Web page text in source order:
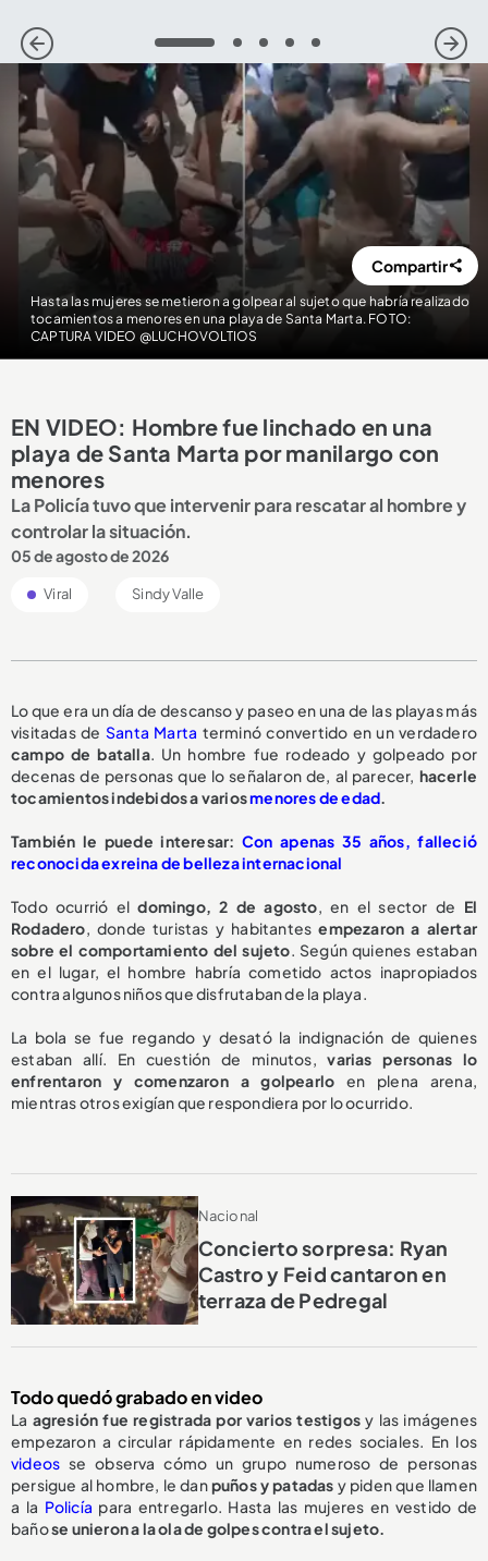
1 2 3 4 5
Hasta las mujeres se metieron a golpear al sujeto que habría realizado
tocamientos a menores en una playa de Santa Marta. FOTO:
CAPTURA VIDEO @LUCHOVOLTIOS
Compartir
EN VIDEO: Hombre fue linchado en una
playa de Santa Marta por manilargo con
menores
La Policía tuvo que intervenir para rescatar al hombre y
controlar la situación.
05 de agosto de 2026
Viral Sindy Valle
Lo que era un día de descanso y paseo en una de las playas más
visitadas de Santa Marta terminó convertido en un verdadero
campo de batalla. Un hombre fue rodeado y golpeado por
decenas de personas que lo señalaron de, al parecer, hacerle
tocamientos indebidos a variosmenores de edad.
También le puede interesar: Con apenas 35 años, falleció
reconocida exreina de belleza internacional
Todo ocurrió eldomingo, 2 de agosto, en el sector de El
Rodadero, donde turistas y habitantesempezaron a alertar
sobre el comportamiento del sujeto. Según quienes estaban
en el lugar, el hombre habría cometido actos inapropiados
contra algunos niños que disfrutaban de la playa.
La bola se fue regando y desató la indignación de quienes
estaban allí. En cuestión de minutos,varias personas lo
enfrentaron y comenzaron a golpearlo en plena arena,
mientras otros exigían que respondiera por lo ocurrido.
Nacional
Concierto sorpresa: Ryan
Castro y Feid cantaron en
terraza de Pedregal
Todo quedó grabado en video
La agresión fue registrada por varios testigos y las imágenes
empezaron a circular rápidamente en redes sociales. En los
videos se observa cómo un grupo numeroso de personas
persigue al hombre, le danpuños y patadas y piden que llamen
a la Policía para entregarlo. Hasta las mujeres en vestido de
bañose unieron a la ola de golpes contra el sujeto.